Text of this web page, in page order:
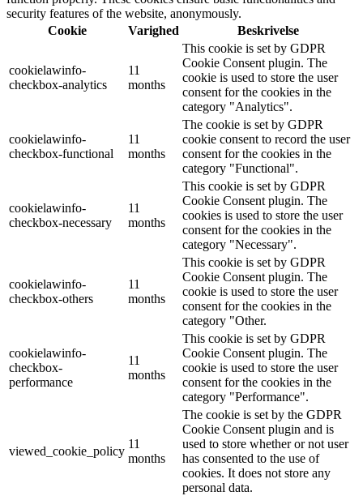
security features of the website, anonymously.
Cookie
Varighed Beskrivelse
cookielawinfo-
checkbox-analytics
11
months
This cookie is set by GDPR
Cookie Consent plugin. The
cookie is used to store the user
consent for the cookies in the
category "Analytics".
cookielawinfo-
checkbox-functional
11
months
The cookie is set by GDPR
cookie consent to record the user
consent for the cookies in the
category "Functional".
cookielawinfo-
checkbox-necessary
11
months
This cookie is set by GDPR
Cookie Consent plugin. The
cookies is used to store the user
consent for the cookies in the
category "Necessary".
cookielawinfo-
checkbox-others
11
months
This cookie is set by GDPR
Cookie Consent plugin. The
cookie is used to store the user
consent for the cookies in the
category "Other.
cookielawinfo-
checkbox-
performance
11
months
This cookie is set by GDPR
Cookie Consent plugin. The
cookie is used to store the user
consent for the cookies in the
category "Performance".
viewed_cookie_policy
11
months
The cookie is set by the GDPR
Cookie Consent plugin and is
used to store whether or not user
has consented to the use of
cookies. It does not store any
personal data.